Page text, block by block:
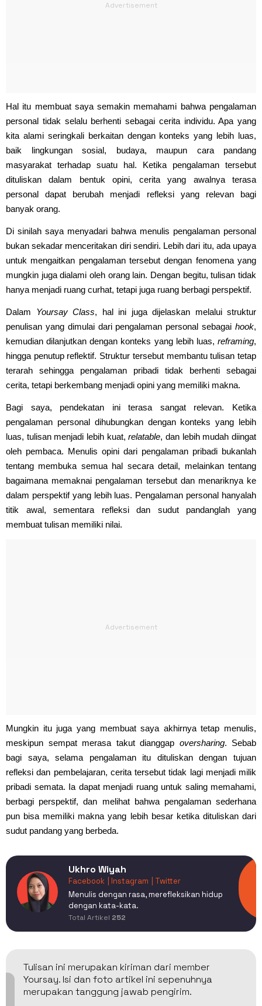
Hal itu membuat saya semakin memahami bahwa pengalaman
personal tidak selalu berhenti sebagai cerita individu. Apa yang
kita alami seringkali berkaitan dengan konteks yang lebih luas,
baik lingkungan sosial, budaya, maupun cara pandang
masyarakat terhadap suatu hal. Ketika pengalaman tersebut
dituliskan dalam bentuk opini, cerita yang awalnya terasa
personal dapat berubah menjadi refleksi yang relevan bagi
banyak orang.
Di sinilah saya menyadari bahwa menulis pengalaman personal
bukan sekadar menceritakan diri sendiri. Lebih dari itu, ada upaya
untuk mengaitkan pengalaman tersebut dengan fenomena yang
mungkin juga dialami oleh orang lain. Dengan begitu, tulisan tidak
hanya menjadi ruang curhat, tetapi juga ruang berbagi perspektif.
Dalam Yoursay Class, hal ini juga dijelaskan melalui struktur
penulisan yang dimulai dari pengalaman personal sebagai hook,
kemudian dilanjutkan dengan konteks yang lebih luas, reframing,
hingga penutup reflektif. Struktur tersebut membantu tulisan tetap
terarah sehingga pengalaman pribadi tidak berhenti sebagai
cerita, tetapi berkembang menjadi opini yang memiliki makna.
Bagi saya, pendekatan ini terasa sangat relevan. Ketika
pengalaman personal dihubungkan dengan konteks yang lebih
luas, tulisan menjadi lebih kuat,relatable, dan lebih mudah diingat
oleh pembaca. Menulis opini dari pengalaman pribadi bukanlah
tentang membuka semua hal secara detail, melainkan tentang
bagaimana memaknai pengalaman tersebut dan menariknya ke
dalam perspektif yang lebih luas. Pengalaman personal hanyalah
titik awal, sementara refleksi dan sudut pandanglah yang
membuat tulisan memiliki nilai.
Mungkin itu juga yang membuat saya akhirnya tetap menulis,
meskipun sempat merasa takut dianggap oversharing. Sebab
bagi saya, selama pengalaman itu dituliskan dengan tujuan
refleksi dan pembelajaran, cerita tersebut tidak lagi menjadi milik
pribadi semata. Ia dapat menjadi ruang untuk saling memahami,
berbagi perspektif, dan melihat bahwa pengalaman sederhana
pun bisa memiliki makna yang lebih besar ketika dituliskan dari
sudut pandang yang berbeda.
Ukhro Wiyah
Facebook | Instagram
| Twitter
Menulis dengan rasa, merefleksikan hidup
dengan kata-kata.
Total Artikel 252
Tulisan ini merupakan kiriman dari member
Yoursay. Isi dan foto artikel ini sepenuhnya
merupakan tanggung jawab pengirim.